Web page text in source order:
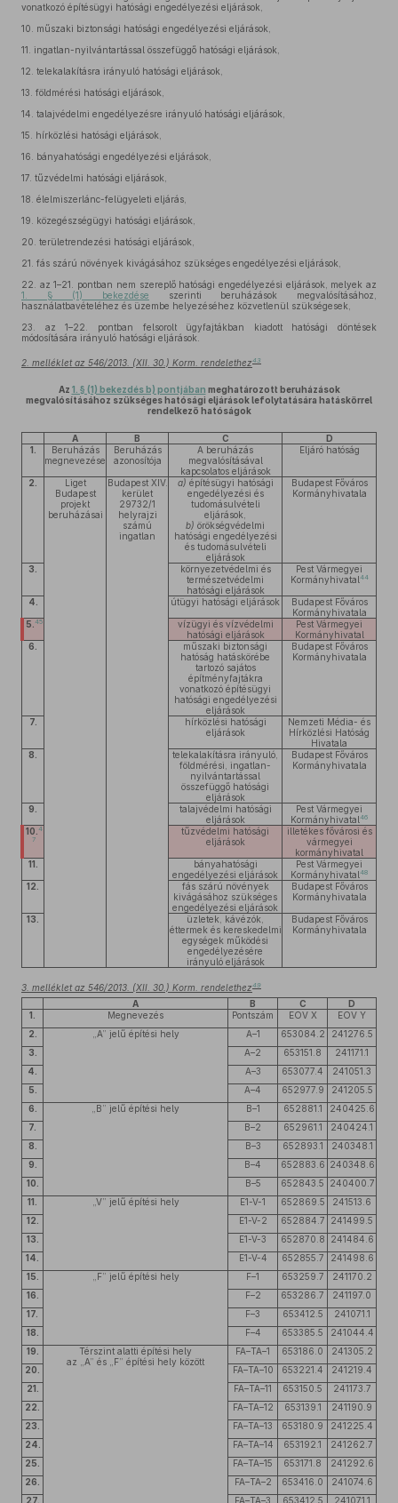
vonatkozó építésügyi hatósági engedélyezési eljárások,
10.
műszaki biztonsági hatósági engedélyezési eljárások,
11.
ingatlan-nyilvántartással összefüggő hatósági eljárások,
12. telekalakításra irányuló hatósági eljárások,
13. földmérési hatósági eljárások,
14. talajvédelmi engedélyezésre irányuló hatósági eljárások,
15.
hírközlési hatósági eljárások,
16.
bányahatósági engedélyezési eljárások,
17. tűzvédelmi hatósági eljárások,
18. élelmiszerlánc-felügyeleti eljárás,
19.
közegészségügyi hatósági eljárások,
20. területrendezési hatósági eljárások,
21. fás szárú növények kivágásához szükséges engedélyezési eljárások,
22.
az 1–21. pontban nem szereplő hatósági engedélyezési eljárások, melyek az
1. § (1) bekezdése szerinti beruházások megvalósításához,
használatbavételéhez és üzembe helyezéséhez közvetlenül szükségesek,
23.
az 1–22. pontban felsorolt ügyfajtákban kiadott hatósági döntések
módosítására irányuló hatósági eljárások.
2. melléklet az 546/2013. (XII. 30.) Korm. rendelethez43
Az 1. § (1) bekezdés b) pontjában meghatározott beruházások
megvalósításához szükséges hatósági eljárások lefolytatására hatáskörrel
rendelkező hatóságok
A B C
D
1.
Beruházás
megnevezése
Beruházás
azonosítója
A beruházás
megvalósításával
kapcsolatos eljárások
Eljáró hatóság
2.
Liget
Budapest
projekt
beruházásai
Budapest XIV.
kerület
29732/1
helyrajzi
számú
ingatlan
a) építésügyi hatósági
engedélyezési és
tudomásulvételi
eljárások,
b) örökségvédelmi
hatósági engedélyezési
és tudomásulvételi
eljárások
Budapest Főváros
Kormányhivatala
3.
környezetvédelmi és
természetvédelmi
hatósági eljárások
Pest Vármegyei
Kormányhivatal44
4. útügyi hatósági eljárások
Budapest Főváros
Kormányhivatala
5. 45
vízügyi és vízvédelmi
hatósági eljárások
Pest Vármegyei
Kormányhivatal
6.
műszaki biztonsági
hatóság hatáskörébe
tartozó sajátos
építményfajtákra
vonatkozó építésügyi
hatósági engedélyezési
eljárások
Budapest Főváros
Kormányhivatala
7.
hírközlési hatósági
eljárások
Nemzeti Média- és
Hírközlési Hatóság
Hivatala
8.
telekalakításra irányuló,
földmérési, ingatlan-
nyilvántartással
összefüggő hatósági
eljárások
Budapest Főváros
Kormányhivatala
9.
talajvédelmi hatósági
eljárások
Pest Vármegyei
Kormányhivatal46
10. 4
7
tűzvédelmi hatósági
eljárások
illetékes fővárosi és
vármegyei
kormányhivatal
11.
bányahatósági
engedélyezési eljárások
Pest Vármegyei
Kormányhivatal48
12.
fás szárú növények
kivágásához szükséges
engedélyezési eljárások
Budapest Főváros
Kormányhivatala
13.
üzletek, kávézók,
éttermek és kereskedelmi
egységek működési
engedélyezésére
irányuló eljárások
Budapest Főváros
Kormányhivatala
3. melléklet az 546/2013. (XII. 30.) Korm. rendelethez49
A B C
D
1.
Megnevezés Pontszám EOV X
EOV Y
2.
„A” jelű építési hely A–1 653084.2
241276.5
3.
A–2 653151.8
241171.1
4.
A–3 653077.4
241051.3
5.
A–4 652977.9
241205.5
6.
„B” jelű építési hely B–1 652881.1
240425.6
7.
B–2 652961.1
240424.1
8.
B–3 652893.1
240348.1
9.
B–4 652883.6 240348.6
10.
B–5 652843.5
240400.7
11.
„V” jelű építési hely E1-V-1 652869.5
241513.6
12.
E1-V-2 652884.7
241499.5
13.
E1-V-3 652870.8
241484.6
14.
E1-V-4 652855.7
241498.6
15.
„F” jelű építési hely F–1 653259.7
241170.2
16.
F–2 653286.7
241197.0
17.
F–3 653412.5
241071.1
18.
F–4 653385.5
241044.4
19.
Térszint alatti építési hely
az „A” és „F” építési hely között
FA–TA–1 653186.0
241305.2
20.
FA–TA–10 653221.4
241219.4
21.
FA–TA–11 653150.5
241173.7
22.
FA–TA–12 653139.1
241190.9
23.
FA–TA–13 653180.9
241225.4
24.
FA–TA–14 653192.1
241262.7
25.
FA–TA–15 653171.8
241292.6
26.
FA–TA–2 653416.0
241074.6
27.
FA–TA–3 653412.5
241071.1